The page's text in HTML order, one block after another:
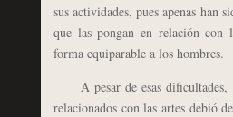
sus actividades, pues apenas han
que las pongan en relación con
forma equiparable a los hombres.
A pesar de esas dificultades,
relacionados con las artes debió